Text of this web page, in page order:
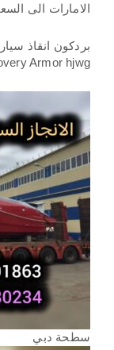
الامارات الى
بردكون انقاذ
Armor hjwg
سطحة دبي